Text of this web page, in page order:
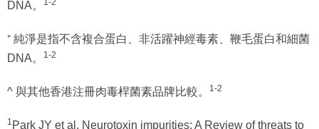
DNA。
1-2
⁺ 純淨是指不含複合蛋白、非活躍神經毒素、鞭毛蛋白和細菌
DNA。
1-2
^ 與其他香港注冊肉毒桿菌素品牌比較。 1-2
1 Park JY et al. Neurotoxin impurities: A Review of threats to